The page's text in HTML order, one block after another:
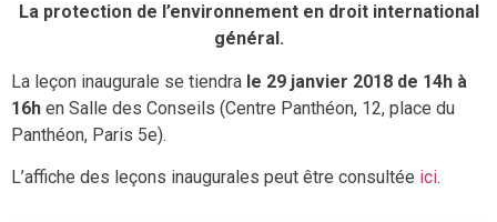
La protection de l’environnement en droit international
général.
La leçon inaugurale se tiendra le 29 janvier 2018 de 14h à
16h en Salle des Conseils (Centre Panthéon, 12, place du
Panthéon, Paris 5e).
L’affiche des leçons inaugurales peut être consultée ici.